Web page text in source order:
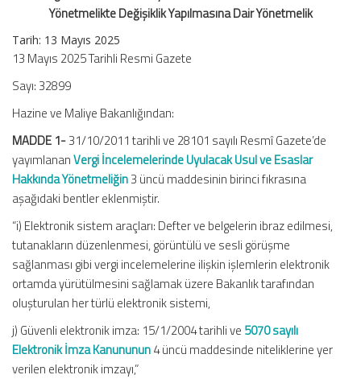
Yönetmelikte Değişiklik Yapılmasına Dair Yönetmelik
Tarih: 13 Mayıs 2025
13 Mayıs 2025 Tarihli Resmi Gazete
Sayı: 32899
Hazine ve Maliye Bakanlığından:
MADDE 1-31/10/2011 tarihli ve 28101 sayılı Resmî Gazete’de
yayımlananVergi İncelemelerinde Uyulacak Usul ve Esaslar
Hakkında Yönetmeliğin3 üncü maddesinin birinci fıkrasına
aşağıdaki bentler eklenmiştir.
“i) Elektronik sistem araçları: Defter ve belgelerin ibraz edilmesi,
tutanakların düzenlenmesi, görüntülü ve sesli görüşme
sağlanması gibi vergi incelemelerine ilişkin işlemlerin elektronik
ortamda yürütülmesini sağlamak üzere Bakanlık tarafından
oluşturulan her türlü elektronik sistemi,
j) Güvenli elektronik imza: 15/1/2004 tarihli ve 5070 sayılı
Elektronik İmza Kanununun4 üncü maddesinde niteliklerine yer
verilen elektronik imzayı,”